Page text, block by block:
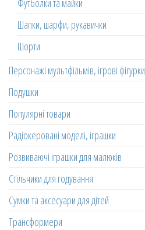
Футболки та майки
Шапки, шарфи, рукавички
Шорти
Персонажі мультфільмів, ігрові фігурки
Подушки
Популярні товари
Радіокеровані моделі, іграшки
Розвиваючі іграшки для малюків
Стільчики для годування
Сумки та аксесуари для дітей
Трансформери